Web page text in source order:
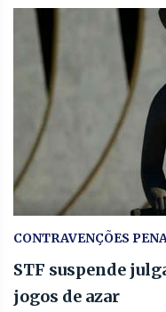
CONTRAVENÇÕES
STF suspende
jogos de azar